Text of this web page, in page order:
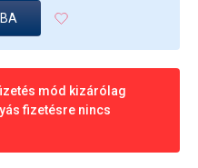
mód kizárólag
fizetésre nincs